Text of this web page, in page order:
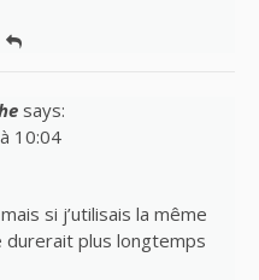
says:
10:04
si j’utilisais la même
plus longtemps